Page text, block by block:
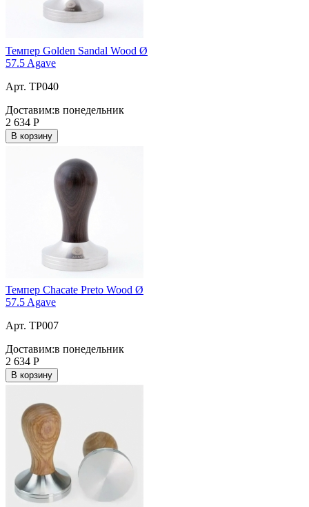
Темпер Golden Sandal Wood Ø
57.5 Agave
Арт. TP040
Доставим:в понедельник
2 634 Р
В корзину
Темпер Chacate Preto Wood Ø
57.5 Agave
Арт. TP007
Доставим:в понедельник
2 634 Р
В корзину